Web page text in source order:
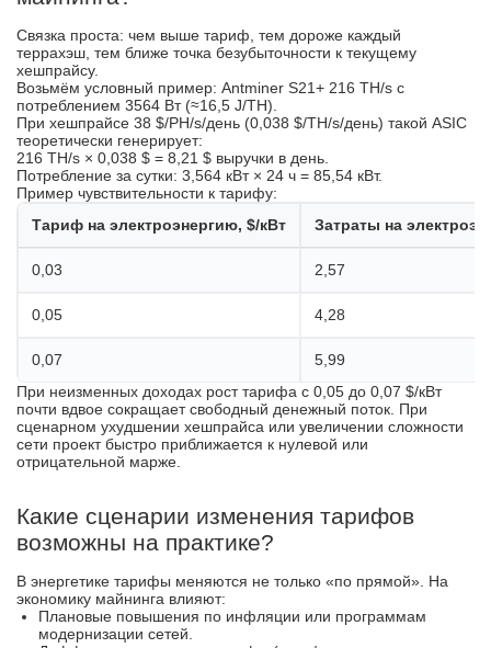
Связка проста: чем выше тариф, тем дороже каждый
террахэш, тем ближе точка безубыточности к текущему
хешпрайсу.
Возьмём условный пример: Antminer S21+ 216 TH/s с
потреблением 3564 Вт (≈16,5 J/TH).
При хешпрайсе 38 $/PH/s/день (0,038 $/TH/s/день) такой ASIC
теоретически генерирует:
216 TH/s × 0,038 $ = 8,21 $ выручки в день.
Потребление за сутки: 3,564 кВт × 24 ч = 85,54 кВт.
Пример чувствительности к тарифу:
Тариф на электроэнергию, $/кВт
Затраты на
0,03 2,57
0,05 4,28
0,07
5,99
При неизменных доходах рост тарифа с 0,05 до 0,07 $/кВт
почти вдвое сокращает свободный денежный поток. При
сценарном ухудшении хешпрайса или увеличении сложности
сети проект быстро приближается к нулевой или
отрицательной марже.
Какие сценарии изменения тарифов
возможны на практике?
В энергетике тарифы меняются не только «по прямой». На
экономику майнинга влияют:
Плановые повышения по инфляции или программам
модернизации сетей.